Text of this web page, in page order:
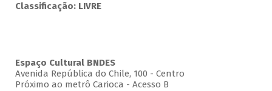
Classificação: LIVRE
Espaço Cultural BNDES
Avenida República do Chile, 100 - Centro
Próximo ao metrô Carioca - Acesso B